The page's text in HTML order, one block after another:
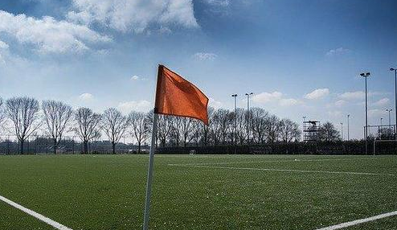
ふくらはぎの張りや疲れに
ジュニアレッグリカバリー